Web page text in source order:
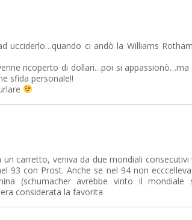
ucciderlo…quando ci andò la Williams
ricoperto di dollari…poi si appassionò…ma
sfida personale!!
un carretto, veniva da due mondiali consecutivi
93 con Prost. Anche se nel 94 non
(schumacher avrebbe vinto il mondiale
considerata la favorita